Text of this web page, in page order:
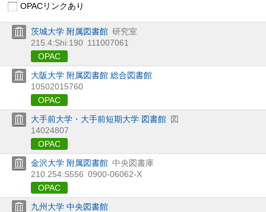
OPACリンクあり
茨城大学 附属図書館 研究室
215.4:Shi:190 111007061
OPAC
大阪大学 附属図書館 総合図書館
10502015760
OPAC
大手前大学・大手前短期大学 図書館 図
14024807
OPAC
金沢大学 附属図書館 中央図書庫
210.254:S556 0900-06062-X
OPAC
九州大学 中央図書館